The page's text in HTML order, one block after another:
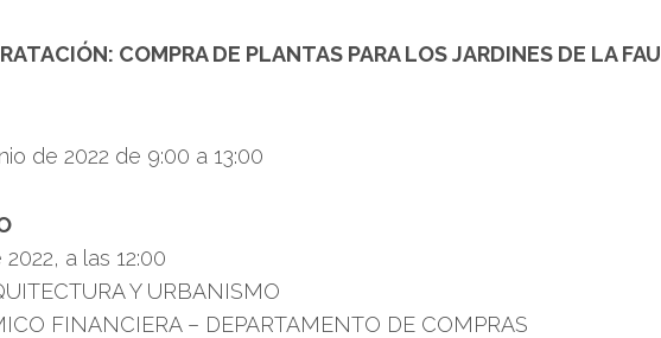
COMPRA DE PLANTAS PARA LOS JARDINES DE LA FAU
de 2022 de 9:00 a 13:00
a las 12:00
Y URBANISMO
FINANCIERA – DEPARTAMENTO DE COMPRAS